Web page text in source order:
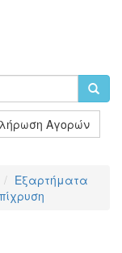
Αγορών
Εξαρτήματα